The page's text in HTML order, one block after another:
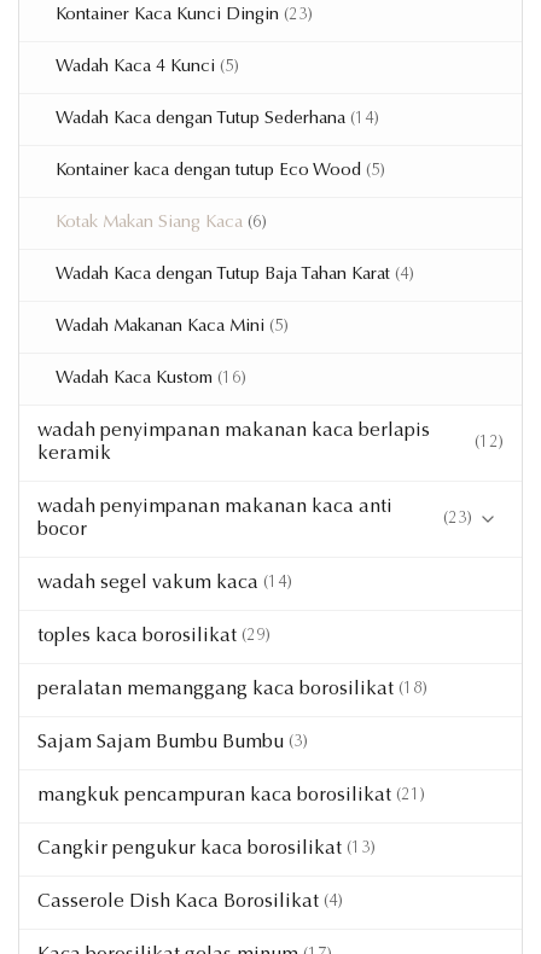
Kontainer Kaca Kunci Dingin (23)
Wadah Kaca 4 Kunci (5)
Wadah Kaca dengan Tutup Sederhana (14)
Kontainer kaca dengan tutup Eco Wood (5)
Kotak Makan Siang Kaca (6)
Wadah Kaca dengan Tutup Baja Tahan Karat (4)
Wadah Makanan Kaca Mini (5)
Wadah Kaca Kustom (16)
wadah penyimpanan makanan kaca berlapis
keramik
(12)
wadah penyimpanan makanan kaca anti
bocor
(23)
Pakaian Kaca Makanan Warna Biru
Peralatan Gelas Makanan Warna Amber
wadah segel vakum kaca (14)
toples kaca borosilikat (29)
peralatan memanggang kaca borosilikat (18)
Sajam Sajam Bumbu Bumbu (3)
mangkuk pencampuran kaca borosilikat (21)
Cangkir pengukur kaca borosilikat (13)
Casserole Dish Kaca Borosilikat (4)